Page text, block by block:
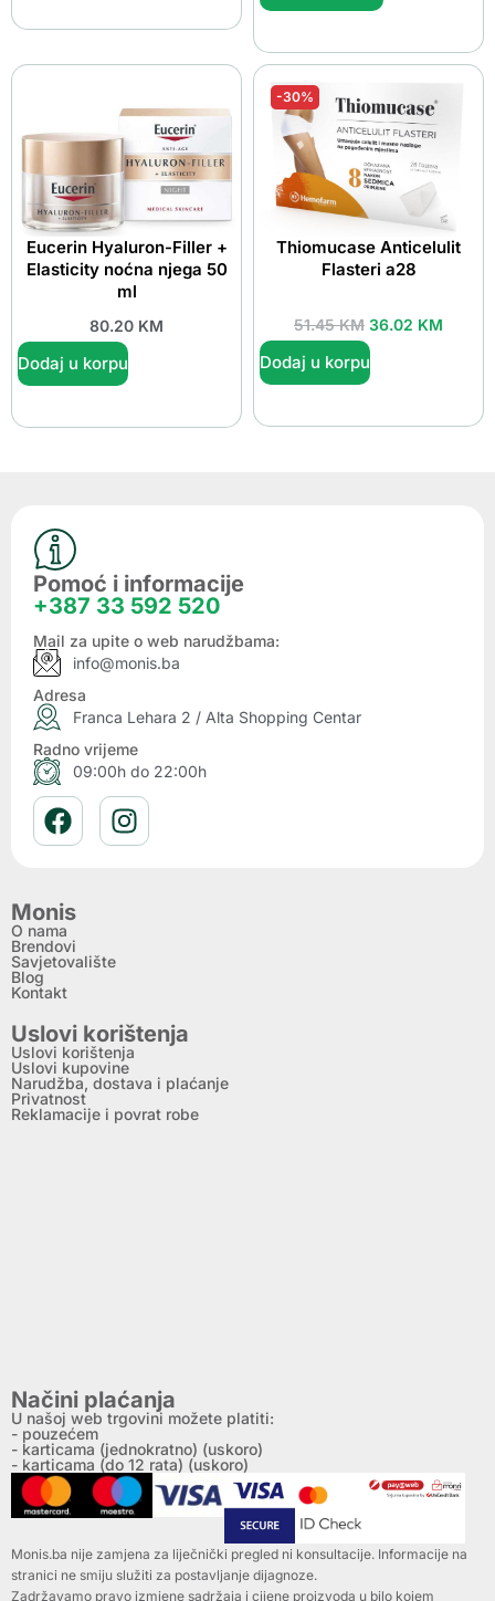
Eucerin Hyaluron-Filler +
Elasticity noćna njega 50
ml
80.20 KM
Dodaj u korpu
-30%
Thiomucase Anticelulit
Flasteri a28
51.45KM 36.02 KM
Dodaj u korpu
Pomoć i informacije
+387 33 592 520
Mail za upite o web narudžbama:
info@monis.ba
Adresa
Franca Lehara 2 / Alta Shopping Centar
Radno vrijeme
09:00h do 22:00h
Monis
O nama
Brendovi
Savjetovalište
Blog
Kontakt
Uslovi korištenja
Uslovi korištenja
Uslovi kupovine
Narudžba, dostava i plaćanje
Privatnost
Reklamacije i povrat robe
Načini plaćanja
U našoj web trgovini možete platiti:
- pouzećem
- karticama (jednokratno) (uskoro)
- karticama (do 12 rata) (uskoro)
Monis.ba nije zamjena za liječnički pregled ni konsultacije. Informacije na
stranici ne smiju služiti za postavljanje dijagnoze.
Zadržavamo pravo izmjene sadržaja i cijene proizvoda u bilo kojem